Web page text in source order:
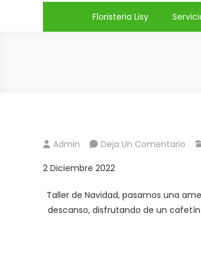
Floristeria Lisy
Admin Deja Un Comentario
2 Diciembre 2022
Taller de Navidad, pasamos una
descanso, disfrutando de un